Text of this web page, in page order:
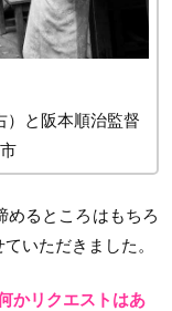
）と阪本順治監督
めるところはもちろ
いただきました。
かリクエストはあ